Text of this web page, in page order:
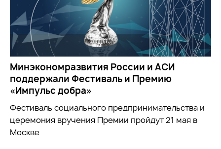
Минэкономразвития России и АСИ
поддержали Фестиваль и Премию
«Импульс добра»
Фестиваль социального предпринимательства и
церемония вручения Премии пройдут 21 мая в
Москве